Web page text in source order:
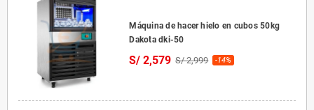
Máquina de hacer hielo en cubos 50kg
Dakota dki-50
S/ 2,579 S/ 2,999 -14%